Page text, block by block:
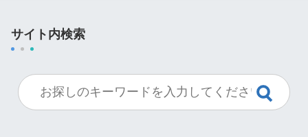
サイト内検索